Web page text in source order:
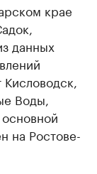
крае
данных
Кисловодск,
Воды,
на Ростове-